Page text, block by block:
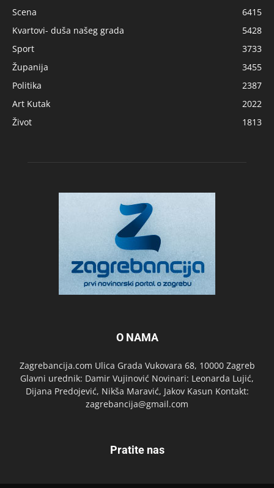
Scena
6415
Kvartovi- duša našeg grada
5428
Sport
3733
Županija
3455
Politika
2387
Art Kutak
2022
Život
1813
O NAMA
Zagrebancija.com Ulica Grada Vukovara 68, 10000 Zagreb
Glavni urednik: Damir Vujinović Novinari: Leonarda Lujić,
Dijana Predojević, Nikša Maravić, Jakov Kasun Kontakt:
zagrebancija@gmail.com
Pratite nas